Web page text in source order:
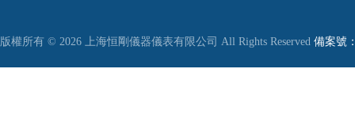
版權所有 © 2026 上海恒剛儀器儀表有限公司 All Rights Reserved 備案號